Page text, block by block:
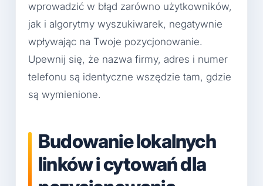
wprowadzić w błąd zarówno użytkowników,
jak i algorytmy wyszukiwarek, negatywnie
wpływając na Twoje pozycjonowanie.
Upewnij się, że nazwa firmy, adres i numer
telefonu są identyczne wszędzie tam, gdzie
są wymienione.
Budowanie lokalnych
linków i cytowań dla